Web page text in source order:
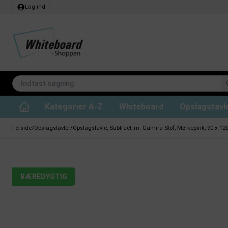
Log ind
Kategorier A-Z Whiteboard
Forside/Opslagstavler/Opslagstavle, Subtract, m. Camira Stof, Mørkepink, 90 x
BÆREDYGTIG